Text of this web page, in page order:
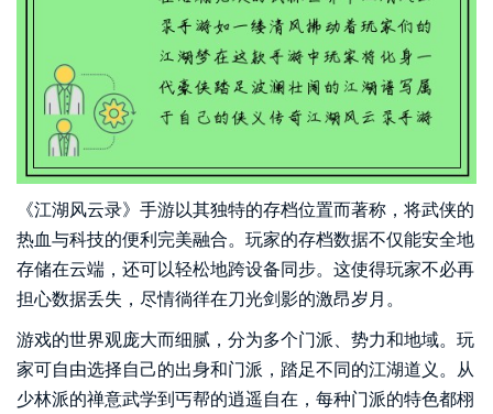
《江湖风云录》手游以其独特的存档位置而著称，将武侠的
热血与科技的便利完美融合。玩家的存档数据不仅能安全地
存储在云端，还可以轻松地跨设备同步。这使得玩家不必再
担心数据丢失，尽情徜徉在刀光剑影的激昂岁月。
游戏的世界观庞大而细腻，分为多个门派、势力和地域。玩
家可自由选择自己的出身和门派，踏足不同的江湖道义。从
少林派的禅意武学到丐帮的逍遥自在，每种门派的特色都栩